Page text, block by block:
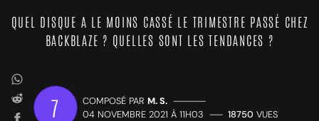
QUEL DISQUE A LE MOINS CASSÉ LE TRIMESTRE PASSÉ CHEZ
BACKBLAZE ? QUELLES SONT LES TENDANCES ?
7 COMPOSÉ PAR M. S. —————
04 NOVEMBRE 2021 À 11H03 —— 18750 VUES